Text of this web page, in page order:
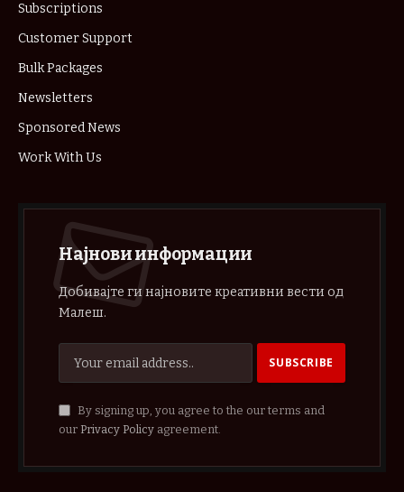
Subscriptions
Customer Support
Bulk Packages
Newsletters
Sponsored News
Work With Us
Најнови информации
Добивајте ги најновите креативни вести од
Малеш.
By signing up, you agree to the our terms and
our Privacy Policyagreement.